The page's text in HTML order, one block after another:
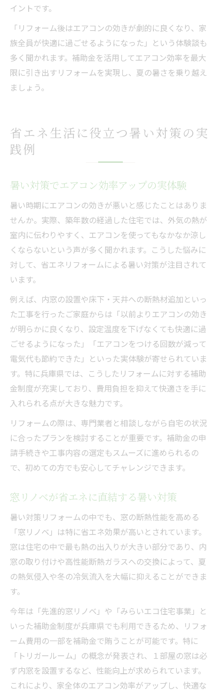
イントです。
「リフォーム後はエアコンの効きが劇的に良くなり、家
族全員が快適に過ごせるようになった」という体験談も
多く聞かれます。補助金を活用してエアコン効率を最大
限に引き出すリフォームを実現し、夏の暑さを乗り越え
ましょう。
省エネ生活に役立つ暑い対策の実
践例
暑い対策でエアコン効率アップの実体験
暑い時期にエアコンの効きが悪いと感じたことはありま
せんか。実際、築年数の経過した住宅では、外気の熱が
室内に伝わりやすく、エアコンを使ってもなかなか涼し
くならないという声が多く聞かれます。こうした悩みに
対して、省エネリフォームによる暑い対策が注目されて
います。
例えば、内窓の設置や床下・天井への断熱材追加といっ
た工事を行ったご家庭からは「以前よりエアコンの効き
が明らかに良くなり、設定温度を下げなくても快適に過
ごせるようになった」「エアコンをつける回数が減って
電気代も節約できた」といった実体験が寄せられていま
す。特に兵庫県では、こうしたリフォームに対する補助
金制度が充実しており、費用負担を抑えて快適さを手に
入れられる点が大きな魅力です。
リフォームの際は、専門業者と相談しながら自宅の状況
に合ったプランを検討することが重要です。補助金の申
請手続きや工事内容の選定もスムーズに進められるの
で、初めての方でも安心してチャレンジできます。
窓リノベが省エネに直結する暑い対策
暑い対策リフォームの中でも、窓の断熱性能を高める
「窓リノベ」は特に省エネ効果が高いとされています。
窓は住宅の中で最も熱の出入りが大きい部分であり、内
窓の取り付けや高性能断熱ガラスへの交換によって、夏
の熱気侵入や冬の冷気流入を大幅に抑えることができま
す。
今年は「先進的窓リノベ」や「みらいエコ住宅事業」と
いった補助金制度が兵庫県でも利用できるため、リフォ
ーム費用の一部を補助金で賄うことが可能です。特に
「トリガールーム」の概念が発表され、１部屋の窓は必
ず内窓を設置するなど、性能向上が求められています。
これにより、家全体のエアコン効率がアップし、快適な